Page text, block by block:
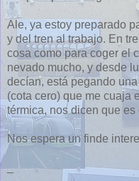
Ale, ya estoy preparado
y del tren al trabajo. En
cosa como para coger el
nevado mucho, y desde
decían, está pegando
(cota cero) que me cuaja
térmica, nos dicen que es
Nos espera un finde
_